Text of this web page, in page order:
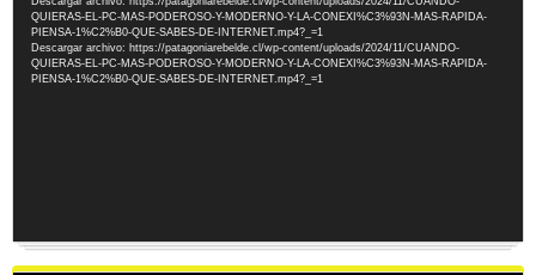
vídeo
QUIERAS-EL-PC-MAS-PODEROSO-Y-MODERNO-Y-LA-CONEXI%C3%93N-MAS-RAPIDA-
PIENSA-1%C2%B0-QUE-SABES-DE-INTERNET.mp4?_=1
Descargar archivo: https://patagoniarebelde.cl/wp-content/uploads/2024/11/CUANDO-
QUIERAS-EL-PC-MAS-PODEROSO-Y-MODERNO-Y-LA-CONEXI%C3%93N-MAS-RAPIDA-
PIENSA-1%C2%B0-QUE-SABES-DE-INTERNET.mp4?_=1